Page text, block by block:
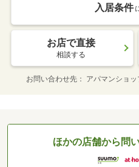
入居条件
お店で直接
相談する
お問い合わせ先 アパマンショッ
ほかの店舗から問